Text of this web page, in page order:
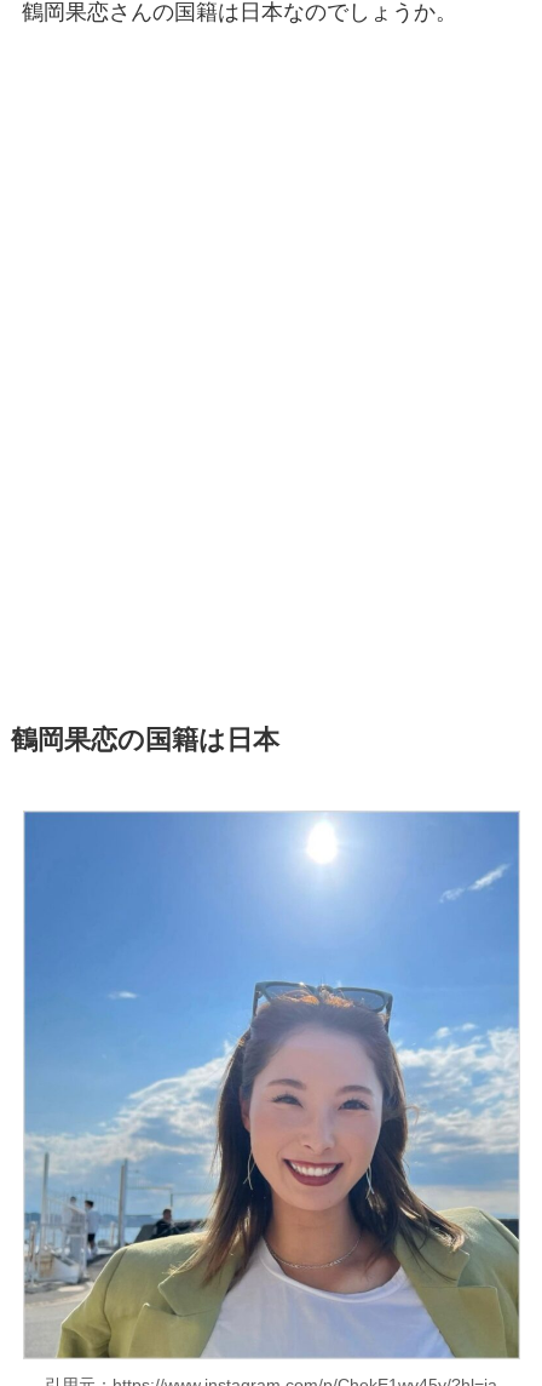
鶴岡果恋さんの国籍は日本なのでしょうか。
鶴岡果恋の国籍は日本